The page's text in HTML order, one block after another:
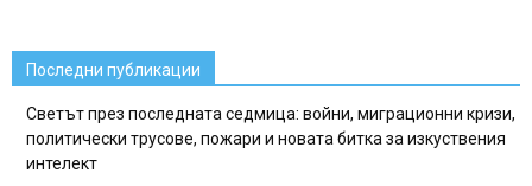
Последни публикации
Светът през последната седмица: войни, миграционни кризи,
политически трусове, пожари и новата битка за изкуствения
интелект